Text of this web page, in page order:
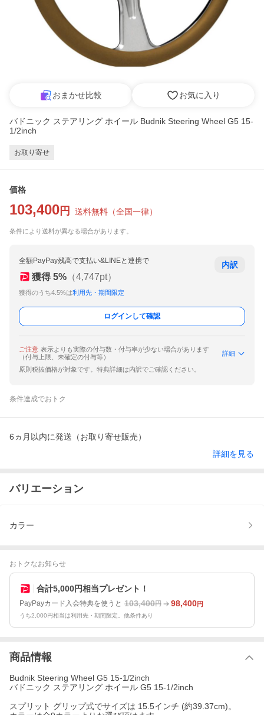
おまかせ比較 お気に入り
バドニック ステアリング ホイール Budnik Steering Wheel G5 15-
1/2inch
お取り寄せ
価格
103,400 円 送料無料 （全国一律）
条件により送料が異なる場合があります。
全額PayPay残高で支払い&LINEと連携で
獲得 5% （4,747pt）
獲得のうち4.5%は利用先・期間限定
内訳
ログインして確認
ご注意 表示よりも実際の付与数・付与率が少ない場合があります
（付与上限、未確定の付与等）
詳細
原則税抜価格が対象です。特典詳細は内訳でご確認ください。
条件達成でおトク
6ヵ月以内に発送（お取り寄せ販売）
詳細を見る
バリエーション
カラー
おトクなお知らせ
合計5,000円相当プレゼント！
PayPayカード入会特典を使うと 103,400円 98,400円
うち2,000円相当は利用先・期間限定。他条件あり
商品情報
Budnik Steering Wheel G5 15-1/2inch
バドニック ステアリング ホイール G5 15-1/2inch
スプリット グリップ式でサイズは 15.5インチ (約39.37cm)。